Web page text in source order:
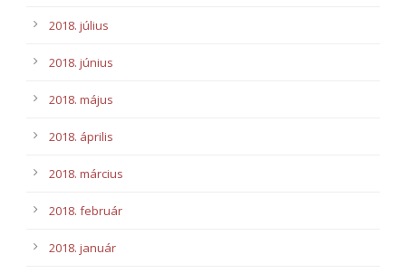
2018. július
2018. június
2018. május
2018. április
2018. március
2018. február
2018. január